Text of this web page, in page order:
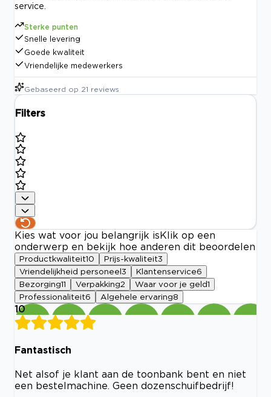
service.
Sterke punten
Snelle levering
Goede kwaliteit
Vriendelijke medewerkers
Gebaseerd op 21 reviews
Filters
Kies wat voor jou belangrijk is Klik op een
onderwerp en bekijk hoe anderen dit beoordelen
Productkwaliteit10 Prijs-kwaliteit3
Vriendelijkheid personeel 3 Klantenservice6
Bezorging11 Verpakking2 Waar voor je geld1
Professionaliteit6 Algehele ervaring8
10
Fantastisch
Net alsof je klant aan de toonbank bent en niet
een bestelmachine. Geen dozenschuifbedrijf!